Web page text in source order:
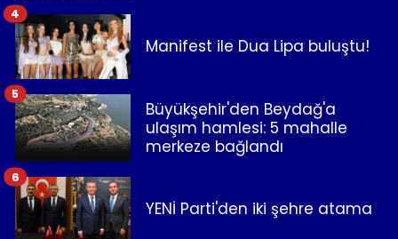
Manifest ile Dua Lipa buluştu!
4
Büyükşehir'den Beydağ'a
ulaşım hamlesi: 5 mahalle
merkeze bağlandı
5
YENİ Parti'den iki şehre atama
6